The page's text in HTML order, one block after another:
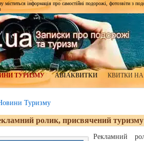
інформація про самостійні подорожі, фотозвіти з
ТУРИЗМУ АВІАКВИТКИ КВИТКИ
Туризму
ролик, присвячений туризму
Рекламний